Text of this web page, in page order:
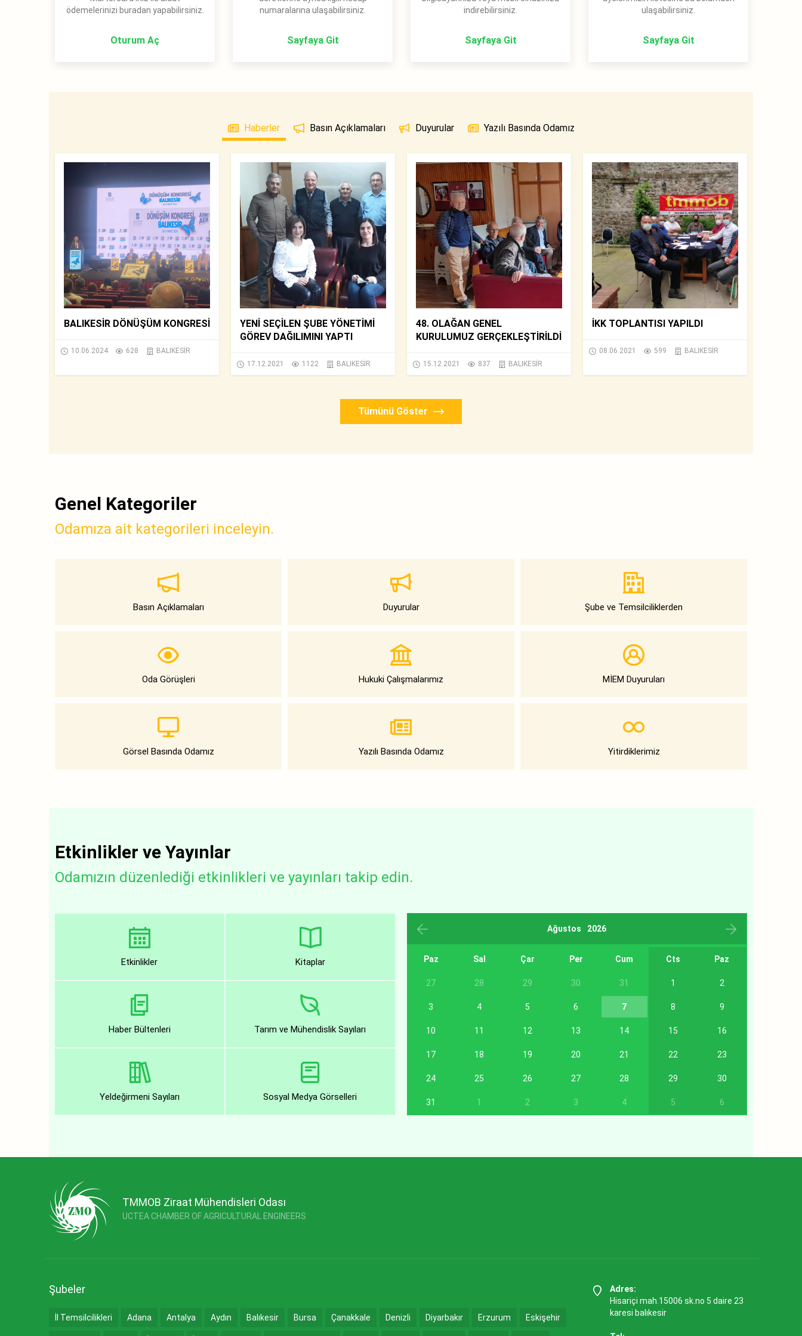
ödemelerinizi buradan yapabilirsiniz.
Oturum Aç
numaralarına ulaşabilirsiniz.
Sayfaya Git
indirebilirsiniz.
Sayfaya Git
ulaşabilirsiniz.
Sayfaya Git
Haberler Basın Açıklamaları Duyurular Yazılı Basında Odamız
BALIKESİR DÖNÜŞÜM KONGRESİ
10.06.2024 628 BALIKESİR
YENİ SEÇİLEN ŞUBE YÖNETİMİ
GÖREV DAĞILIMINI YAPTI
17.12.2021 1122 BALIKESİR
48. OLAĞAN GENEL
KURULUMUZ GERÇEKLEŞTİRİLDİ
15.12.2021 837 BALIKESİR
İKK TOPLANTISI YAPILDI
08.06.2021 599 BALIKESİR
Tümünü Göster
Genel Kategoriler
Odamıza ait kategorileri inceleyin.
Basın Açıklamaları Duyurular Şube ve Temsilciliklerden
Oda Görüşleri Hukuki Çalışmalarımız MİEM Duyuruları
Görsel Basında Odamız Yazılı Basında Odamız Yitirdiklerimiz
Etkinlikler ve Yayınlar
Odamızın düzenlediği etkinlikleri ve yayınları takip edin.
Etkinlikler Kitaplar
Haber Bültenleri Tarım ve Mühendislik Sayıları
Yeldeğirmeni Sayıları Sosyal Medya Görselleri
Ağustos 2026
Paz Sal Çar Per Cum Cts Paz
27 28 29 30 31 1 2
3 4 5 6 7 8 9
10 11 12 13 14 15 16
17 18 19 20 21 22 23
24 25 26 27 28 29 30
31 1 2 3 4 5 6
TMMOB Ziraat Mühendisleri Odası
UCTEA CHAMBER OF AGRICULTURAL ENGINEERS
Şubeler
İl Temsilcilikleri Adana Antalya Aydın Balıkesir Bursa Çanakkale Denizli Diyarbakır Erzurum Eskişehir
Adres:
Hisariçi mah.15006 sk.no 5 daire 23
karesi balıkesir